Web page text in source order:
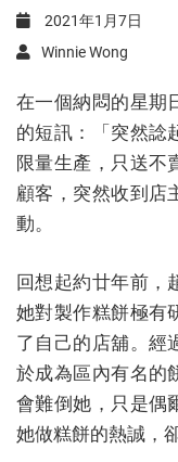
2021年1月7日
Winnie Wong
在一個納悶的星期
的短訊：「突然諗
限量生產，只送不
顧客，突然收到店
動。
回想起約廿年前，
她對製作糕餅極有
了自己的店舖。經
於成為區內有名的
會難倒她，只是偶
她做糕餅的熱誠，